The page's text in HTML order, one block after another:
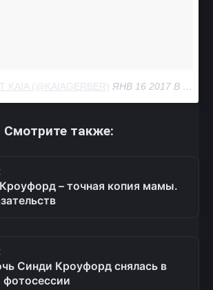
(@KAIAGERBER) ЯНВ 16 2017 В 11:50 PST
Смотрите также:
– точная копия мамы.
Синди Кроуфорд снялась в
фотосессии